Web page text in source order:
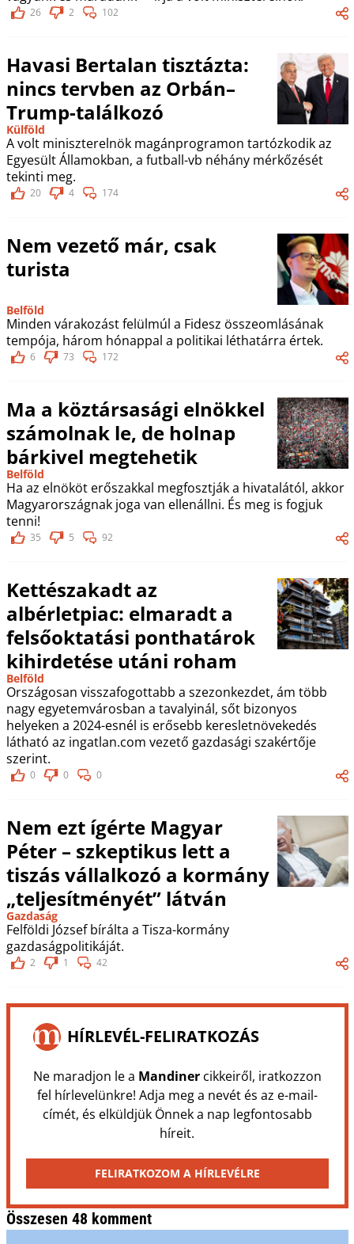
26 2 102
Havasi Bertalan tisztázta:
nincs tervben az Orbán–
Trump-találkozó
Külföld
A volt miniszterelnök magánprogramon tartózkodik az
Egyesült Államokban, a futball-vb néhány mérkőzését
tekinti meg.
20 4 174
Nem vezető már, csak
turista
Belföld
Minden várakozást felülmúl a Fidesz összeomlásának
tempója, három hónappal a politikai léthatárra értek.
6 73 172
Ma a köztársasági elnökkel
számolnak le, de holnap
bárkivel megtehetik
Belföld
Ha az elnököt erőszakkal megfosztják a hivatalától, akkor
Magyarországnak joga van ellenállni. És meg is fogjuk
tenni!
35 5 92
Kettészakadt az
albérletpiac: elmaradt a
felsőoktatási ponthatárok
kihirdetése utáni roham
Belföld
Országosan visszafogottabb a szezonkezdet, ám több
nagy egyetemvárosban a tavalyinál, sőt bizonyos
helyeken a 2024-esnél is erősebb keresletnövekedés
látható az ingatlan.com vezető gazdasági szakértője
szerint.
0 0 0
Nem ezt ígérte Magyar
Péter – szkeptikus lett a
tiszás vállalkozó a kormány
„teljesítményét” látván
Gazdaság
Felföldi József bírálta a Tisza-kormány
gazdaságpolitikáját.
2 1 42
HÍRLEVÉL-FELIRATKOZÁS
Ne maradjon le a Mandinercikkeiről, iratkozzon
fel hírlevelünkre! Adja meg a nevét és az e-mail-
címét, és elküldjük Önnek a nap legfontosabb
híreit.
FELIRATKOZOM A HÍRLEVÉLRE
Összesen 48 komment